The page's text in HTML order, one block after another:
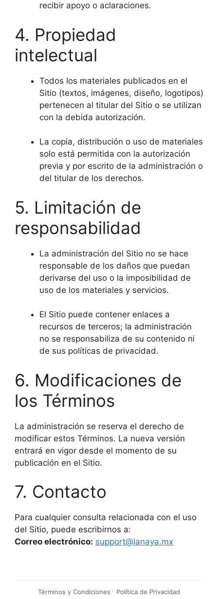
recibir apoyo o aclaraciones.
4. Propiedad
intelectual
Todos los materiales publicados en el
Sitio (textos, imágenes, diseño, logotipos)
pertenecen al titular del Sitio o se utilizan
con la debida autorización.
La copia, distribución o uso de materiales
solo está permitida con la autorización
previa y por escrito de la administración o
del titular de los derechos.
5. Limitación de
responsabilidad
La administración del Sitio no se hace
responsable de los daños que puedan
derivarse del uso o la imposibilidad de
uso de los materiales y servicios.
El Sitio puede contener enlaces a
recursos de terceros; la administración
no se responsabiliza de su contenido ni
de sus políticas de privacidad.
6. Modificaciones de
los Términos
La administración se reserva el derecho de
modificar estos Términos. La nueva versión
entrará en vigor desde el momento de su
publicación en el Sitio.
7. Contacto
Para cualquier consulta relacionada con el uso
del Sitio, puede escribirnos a:
Correo electrónico: support@lanaya.mx
Términos y Condiciones
Política de Privacidad